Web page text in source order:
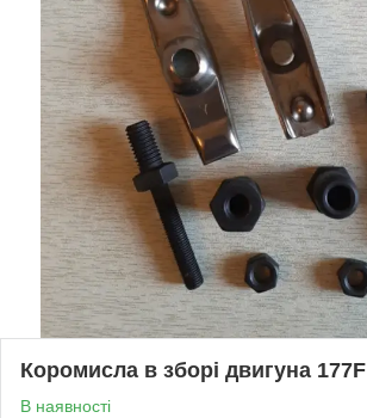
Коромисла в зборі двигуна 177F
В наявності